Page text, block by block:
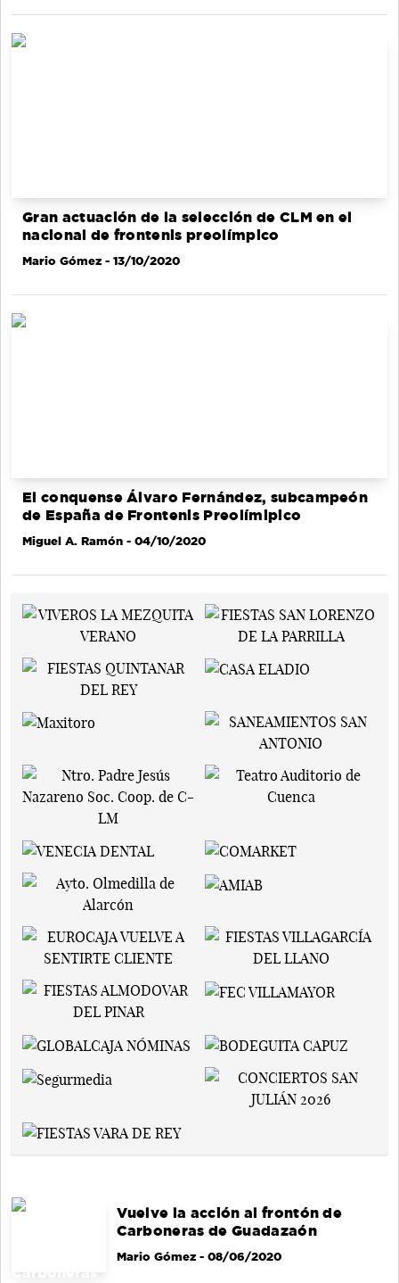
Gran actuación de la selección de CLM en el
nacional de frontenis preolímpico
Mario Gómez - 13/10/2020
El conquense Álvaro Fernández, subcampeón
de España de Frontenis Preolímipico
Miguel A. Ramón - 04/10/2020
Vuelve la acción al frontón de
Carboneras de Guadazaón
Mario Gómez- 08/06/2020